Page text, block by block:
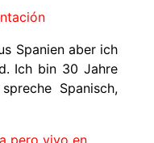
Spanien aber ich
Ich bin 30 Jahre
Spanisch,
pero vivo en